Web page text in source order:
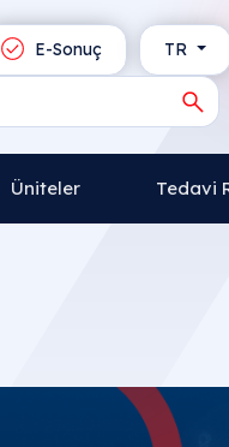
TR
E-Sonuç
Üniteler Tedavi